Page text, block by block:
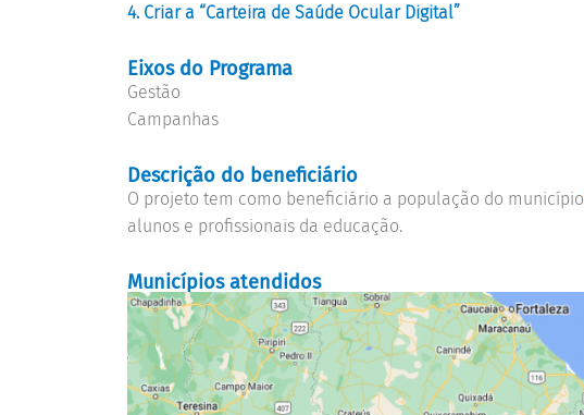
4. Criar a “Carteira de Saúde Ocular Digital”
Eixos do Programa
Gestão
Campanhas
Descrição do beneficiário
O projeto tem como beneficiário a população do município
alunos e profissionais da educação.
Municípios atendidos